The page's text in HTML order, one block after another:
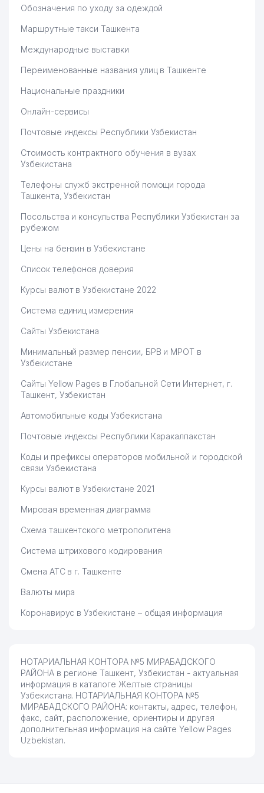
Обозначения по уходу за одеждой
Маршрутные такси Ташкента
Международные выставки
Переименованные названия улиц в Ташкенте
Национальные праздники
Онлайн-сервисы
Почтовые индексы Республики Узбекистан
Стоимость контрактного обучения в вузах
Узбекистана
Телефоны служб экстренной помощи города
Ташкента, Узбекистан
Посольства и консульства Республики Узбекистан за
рубежом
Цены на бензин в Узбекистане
Список телефонов доверия
Курсы валют в Узбекистане 2022
Система единиц измерения
Сайты Узбекистана
Минимальный размер пенсии, БРВ и МРОТ в
Узбекистане
Сайты Yellow Pages в Глобальной Сети Интернет, г.
Ташкент, Узбекистан
Автомобильные коды Узбекистана
Почтовые индексы Республики Каракалпакстан
Коды и префиксы операторов мобильной и городской
связи Узбекистана
Курсы валют в Узбекистане 2021
Мировая временная диаграмма
Схема ташкентского метрополитена
Система штрихового кодирования
Смена АТС в г. Ташкенте
Валюты мира
Коронавирус в Узбекистане – общая информация
НОТАРИАЛЬНАЯ КОНТОРА №5 МИРАБАДСКОГО
РАЙОНА в регионе Ташкент, Узбекистан - актуальная
информация в каталоге Желтые страницы
Узбекистана. НОТАРИАЛЬНАЯ КОНТОРА №5
МИРАБАДСКОГО РАЙОНА: контакты, адрес, телефон,
факс, сайт, расположение, ориентиры и другая
дополнительная информация на сайте Yellow Pages
Uzbekistan.